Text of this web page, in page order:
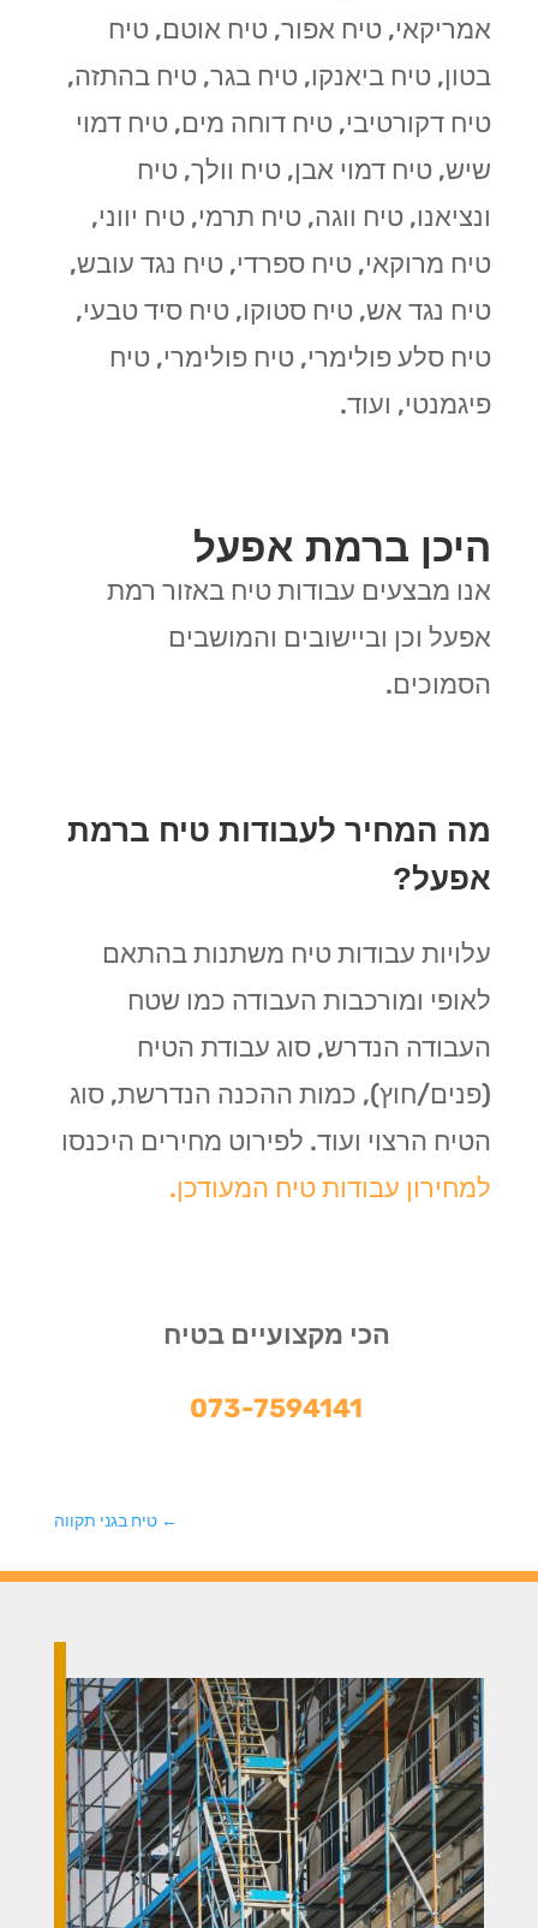
אמריקאי, טיח אפור, טיח אוטם, טיח
בטון, טיח ביאנקו, טיח בגר, טיח בהתזה,
טיח דקורטיבי, טיח דוחה מים, טיח דמוי
שיש, טיח דמוי אבן, טיח וולך, טיח
ונציאנו, טיח ווגה, טיח תרמי, טיח יווני,
טיח מרוקאי, טיח ספרדי, טיח נגד עובש,
טיח נגד אש, טיח סטוקו, טיח סיד טבעי,
טיח סלע פולימרי, טיח פולימרי, טיח
פיגמנטי, ועוד.
היכן ברמת אפעל
אנו מבצעים עבודות טיח באזור רמת
אפעל וכן וביישובים והמושבים
הסמוכים.
מה המחיר לעבודות טיח ברמת
אפעל?
עלויות עבודות טיח משתנות בהתאם
לאופי ומורכבות העבודה כמו שטח
העבודה הנדרש, סוג עבודת הטיח
(פנים/חוץ), כמות ההכנה הנדרשת, סוג
הטיח הרצוי ועוד. לפירוט מחירים היכנסו
למחירון עבודות טיח המעודכן.
הכי מקצועיים בטיח
073-7594141
←טיח בגני תקווה